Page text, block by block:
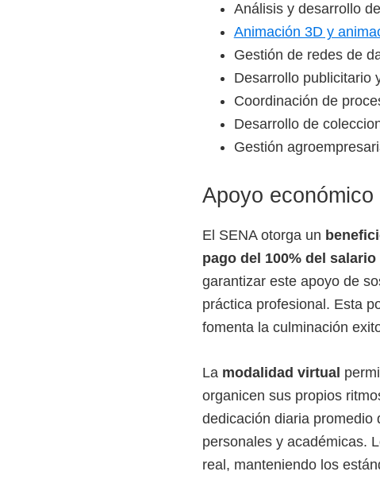
Análisis y desarrollo
Animación 3D y
Gestión de redes de
Desarrollo publicitario
Coordinación de
Desarrollo de
Gestión
Apoyo
El SENA otorga un
pago del 100% del
garantizar este apoyo de
práctica profesional. Esta
fomenta la culminación
Lamodalidad virtual
organicen sus propios
dedicación diaria promedio
personales y académicas.
real, manteniendo los